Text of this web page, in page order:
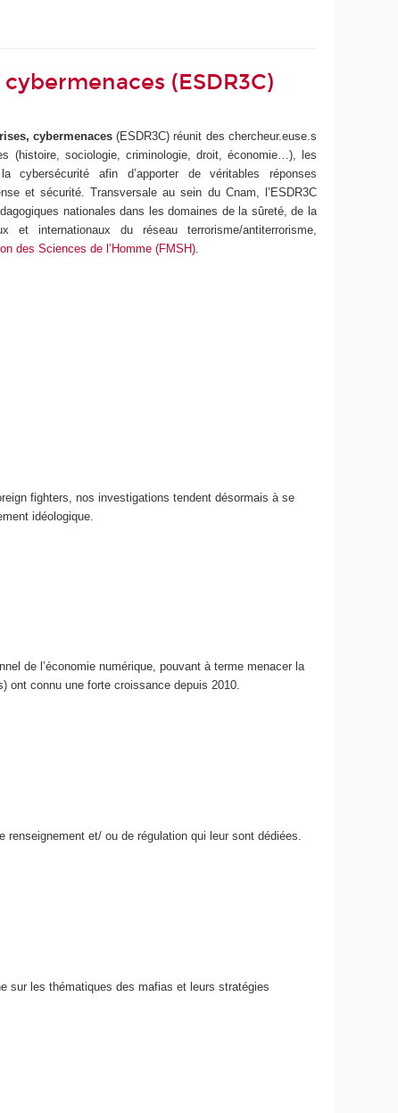
(ESDR3C)
cybermenaces(ESDR3C) réunit des chercheur.euse.s
(histoire, sociologie, criminologie, droit, économie…), les
cybersécurité afin d’apporter de véritables réponses
et sécurité. Transversale au sein du Cnam, l’ESDR3C
nationales dans les domaines de la sûreté, de la
internationaux du réseau terrorisme/antiterrorisme,
des Sciences de l’Homme (FMSH).
fighters, nos investigations tendent désormais à se
idéologique.
de l’économie numérique, pouvant à terme menacer la
ont connu une forte croissance depuis 2010.
et/ ou de régulation qui leur sont dédiées.
sur les thématiques des mafias et leurs stratégies